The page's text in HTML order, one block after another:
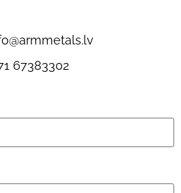
67383302